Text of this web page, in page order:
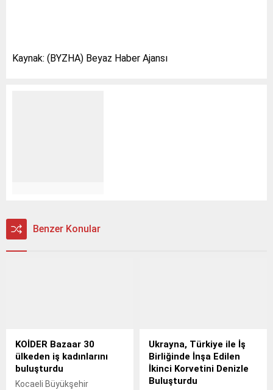
Kaynak: (BYZHA) Beyaz Haber Ajansı
Benzer Konular
KOİDER Bazaar 30
ülkeden iş kadınlarını
buluşturdu
Kocaeli Büyükşehir
Ukrayna, Türkiye ile İş
Birliğinde İnşa Edilen
İkinci Korvetini Denizle
Buluşturdu